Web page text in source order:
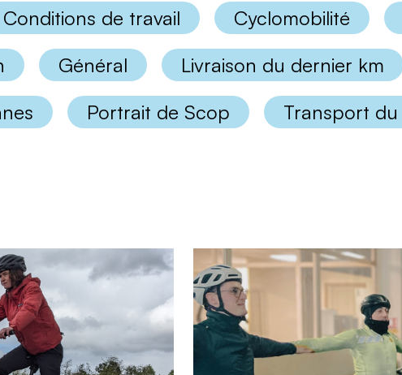
Conditions de travail Cyclomobilité
Général
Livraison du dernier km
Portrait de Scop
Transport du